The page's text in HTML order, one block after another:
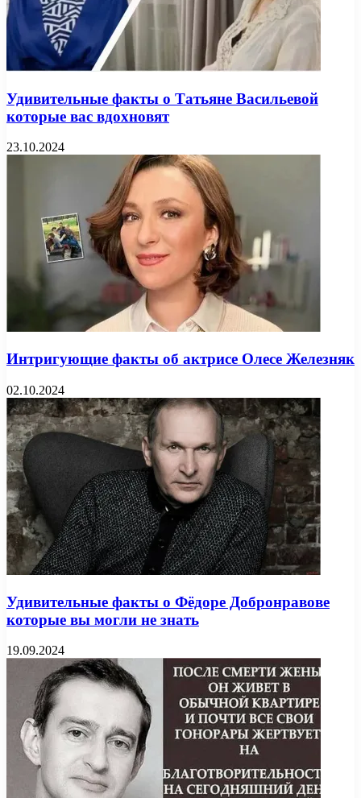
Удивительные факты о Татьяне Васильевой
которые вас вдохновят
23.10.2024
Интригующие факты об актрисе Олесе Железняк
02.10.2024
Удивительные факты о Фёдоре Добронравове
которые вы могли не знать
19.09.2024